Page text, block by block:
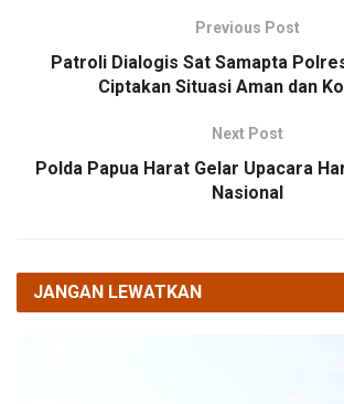
Previous Post
Patroli Dialogis Sat Samapta
Ciptakan Situasi Aman dan
Next Post
Polda Papua Harat Gelar Upacara
Nasional
JANGAN LEWATKAN